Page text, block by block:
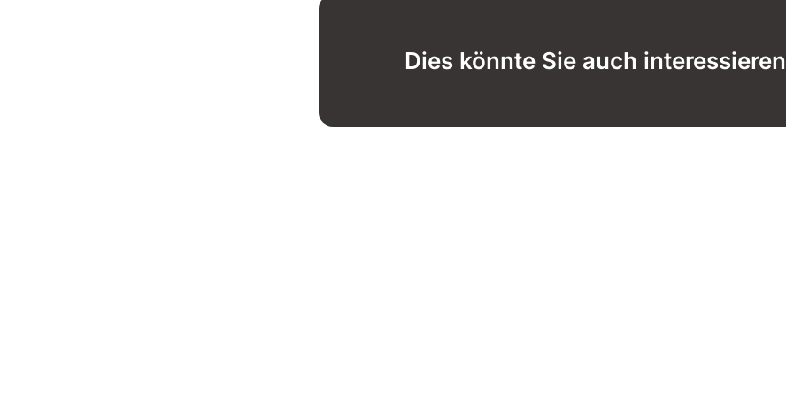
Dies könnte Sie auch interessieren